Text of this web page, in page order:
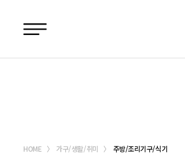
HOME 가구/생활/취미 주방/조리기구/식기